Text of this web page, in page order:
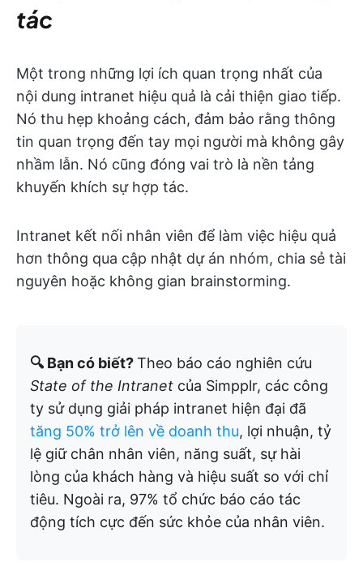
tác
Một trong những lợi ích quan trọng nhất của
nội dung intranet hiệu quả là cải thiện giao tiếp.
Nó thu hẹp khoảng cách, đảm bảo rằng thông
tin quan trọng đến tay mọi người mà không gây
nhầm lẫn. Nó cũng đóng vai trò là nền tảng
khuyến khích sự hợp tác.
Intranet kết nối nhân viên để làm việc hiệu quả
hơn thông qua cập nhật dự án nhóm, chia sẻ tài
nguyên hoặc không gian brainstorming.
🔍 Bạn có biết?Theo báo cáo nghiên cứu
State of the Intranet của Simpplr, các công
ty sử dụng giải pháp intranet hiện đại đã
tăng 50% trở lên về doanh thu, lợi nhuận, tỷ
lệ giữ chân nhân viên, năng suất, sự hài
lòng của khách hàng và hiệu suất so với chỉ
tiêu. Ngoài ra, 97% tổ chức báo cáo tác
động tích cực đến sức khỏe của nhân viên.